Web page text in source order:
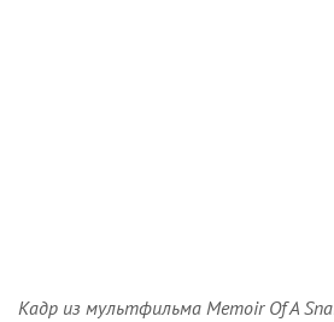
Кадр из мультфильма Memoir Of A